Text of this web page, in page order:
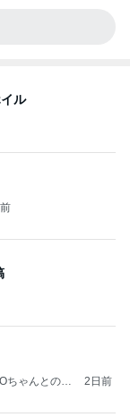
ル
ちゃんとのは
2日前